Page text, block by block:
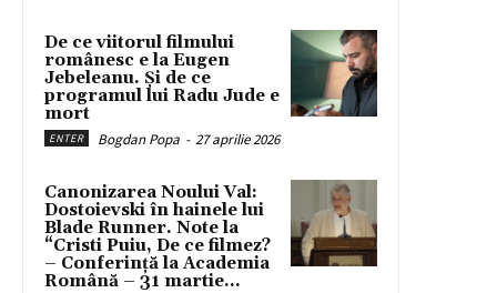
De ce viitorul filmului
românesc e la Eugen
Jebeleanu. Și de ce
programul lui Radu Jude e
mort
ENTER Bogdan Popa - 27 aprilie 2026
Canonizarea Noului Val:
Dostoievski în hainele lui
Blade Runner. Note la
“Cristi Puiu, De ce filmez?
– Conferință la Academia
Română – 31 martie...